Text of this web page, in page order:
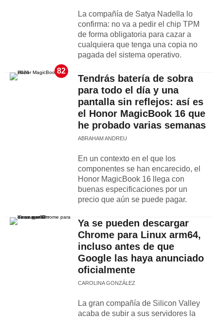
La compañía de Satya Nadella lo
confirma: no va a pedir el chip TPM
de forma obligatoria para cazar a
cualquiera que tenga una copia no
pagada del sistema operativo.
82
Tendrás batería de sobra
para todo el día y una
pantalla sin reflejos: así es
el Honor MagicBook 16 que
he probado varias semanas
ABRAHAM ANDREU
En un contexto en el que los
componentes se han encarecido, el
Honor MagicBook 16 llega con
buenas especificaciones por un
precio que aún se puede pagar.
Ya se pueden descargar
Chrome para Linux arm64,
incluso antes de que
Google las haya anunciado
oficialmente
CAROLINA GONZÁLEZ
La gran compañía de Silicon Valley
acaba de subir a sus servidores la